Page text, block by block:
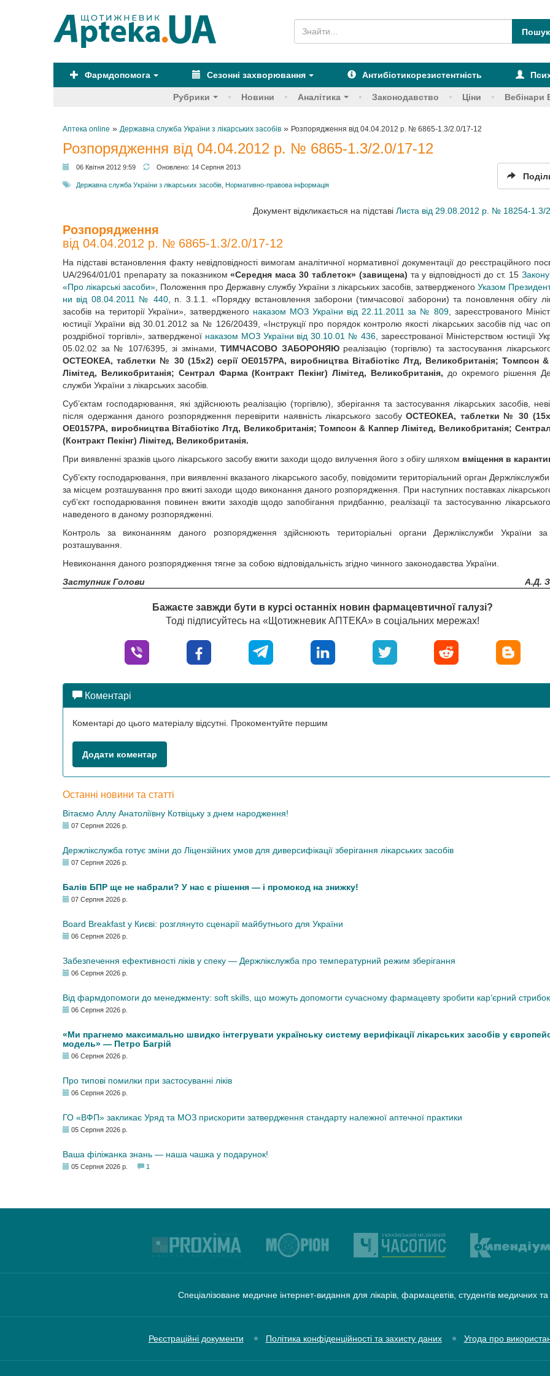
Фармдопомога Сезонні захворювання Антибіотикорезистентність
Рубрики Новини Аналітика Законодавство Ціни Вебінари
Аптека online » Державна служба України з лікарських засобів » Розпорядження від 04.04.2012 р. № 6865-1.3/2.0/17-12
Розпорядження від 04.04.2012 р. № 6865-1.3/2.0/17-12
06 Квітня 2012 9:59 Оновлено: 14 Серпня 2013
Державна служба України з лікарських засобів Нормативно-правова інформація
Документ відкликається на підставі Листа від 29.08.2012 р. № 18254-1.3/
Розпорядження
від 04.04.2012 р. № 6865-1.3/2.0/17-12
На підставі встановлення факту невідповідності вимогам аналітичної нормативної документації до реєстраційного
UA/2964/01/01 препарату за показником«Середня маса 30 таблеток» (завищена) та у відповідності до ст. 15Закону
«Про лікарські засоби» , Положення про Державну службу України з лікарських засобів, затвердженого Указом
ни від 08.04.2011 № 440 , п. 3.1.1. «Порядку встановлення заборони (тимчасової заборони) та поновлення обігу
засобів на території України», затвердженого наказом МОЗ України від 22.11.2011 за № 809, зареєстрованого
юстиції України від 30.01.2012 за № 126/20439, «Інструкції про порядок контролю якості лікарських засобів під час
роздрібної торгівлі», затвердженої наказом МОЗ України від 30.10.01 № 436 , зареєстрованої Міністерством юстиції
05.02.02 за № 107/6395, зі змінами,ТИМЧАСОВО ЗАБОРОНЯЮ реалізацію (торгівлю) та застосування
ОСТЕОКЕА, таблетки № 30 (15х2) серії ОЕ0157РА, виробництва Вітабіотікс Лтд, Великобританія; Томпсон
Лімітед, Великобританія; Сентрал Фарма (Контракт Пекінг) Лімітед, Великобританія, до окремого рішення
служби України з лікарських засобів.
Суб’єктам господарювання, які здійснюють реалізацію (торгівлю), зберігання та застосування лікарських засобів,
після одержання даного розпорядження перевірити наявність лікарського засобуОСТЕОКЕА, таблетки № 30
ОЕ0157РА, виробництва Вітабіотікс Лтд, Великобританія; Томпсон & Каппер Лімітед, Великобританія;
(Контракт Пекінг) Лімітед, Великобританія.
При виявленні зразків цього лікарського засобу вжити заходи щодо вилучення його з обігу шляхом вміщення в
Суб’єкту господарювання, при виявленні вказаного лікарського засобу, повідомити територіальний орган
за місцем розташування про вжиті заходи щодо виконання даного розпорядження. При наступних поставках
суб’єкт господарювання повинен вжити заходів щодо запобігання придбанню, реалізації та застосуванню
наведеного в даному розпорядженні.
Контроль за виконанням даного розпорядження здійснюють територіальні органи Держлікслужби України
розташування.
Невиконання даного розпорядження тягне за собою відповідальність згідно чинного законодавства України.
Заступник Голови
А.Д.
Бажаєте завжди бути в курсі останніх новин фармацевтичної галузі?
Тоді підписуйтесь на «Щотижневик АПТЕКА» в соціальних мережах!
Коментарі
Коментарі до цього матеріалу відсутні. Прокоментуйте першим
Додати коментар
Останні новини та статті
Вітаємо Аллу Анатоліївну Котвіцьку з днем народження!
07 Серпня 2026 р.
Держлікслужба готує зміни до Ліцензійних умов для диверсифікації зберігання лікарських засобів
07 Серпня 2026 р.
Балів БПР ще не набрали? У нас є рішення — і промокод на знижку!
07 Серпня 2026 р.
Board Breakfast у Києві: розглянуто сценарії майбутнього для України
06 Серпня 2026 р.
Забезпечення ефективності ліків у спеку — Держлікслужба про температурний режим зберігання
06 Серпня 2026 р.
Від фармдопомоги до менеджменту: soft skills, що можуть допомогти сучасному фармацевту зробити кар’єрний стрибок
06 Серпня 2026 р.
«Ми прагнемо максимально швидко інтегрувати українську систему верифікації лікарських засобів у
модель» — Петро Багрій
06 Серпня 2026 р.
Про типові помилки при застосуванні ліків
06 Серпня 2026 р.
ГО «ВФП» закликає Уряд та МОЗ прискорити затвердження стандарту належної аптечної практики
05 Серпня 2026 р.
Ваша філіжанка знань — наша чашка у подарунок!
05 Серпня 2026 р. 1
Спеціалізоване медичне інтернет-видання для лікарів, фармацевтів, студентів медичних
Реєстраційні документи Політика конфіденційності та захисту даних Угода про